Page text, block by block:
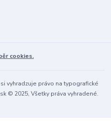
cookies.
vyhradzuje právo na typografické
© 2025, Všetky práva vyhradené.